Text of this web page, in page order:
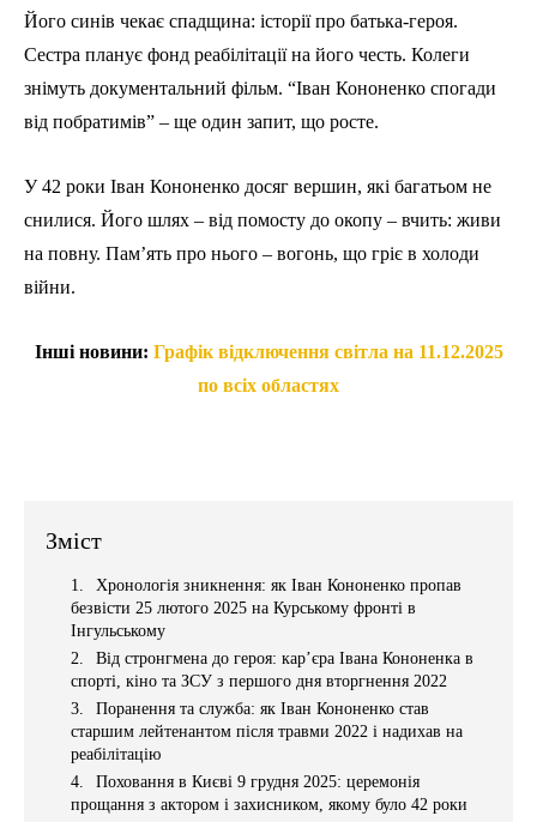
Його синів чекає спадщина: історії про батька-героя.
Сестра планує фонд реабілітації на його честь. Колеги
знімуть документальний фільм. “Іван Кононенко спогади
від побратимів” – ще один запит, що росте.
У 42 роки Іван Кононенко досяг вершин, які багатьом не
снилися. Його шлях – від помосту до окопу – вчить: живи
на повну. Пам’ять про нього – вогонь, що гріє в холоди
війни.
Інші новини: Графік відключення світла на 11.12.2025
по всіх областях
Зміст
Хронологія зникнення: як Іван Кононенко пропав
безвісти 25 лютого 2025 на Курському фронті в
Інгульському
Від стронгмена до героя: кар’єра Івана Кононенка в
спорті, кіно та ЗСУ з першого дня вторгнення 2022
Поранення та служба: як Іван Кононенко став
старшим лейтенантом після травми 2022 і надихав на
реабілітацію
Поховання в Києві 9 грудня 2025: церемонія
прощання з актором і захисником, якому було 42 роки